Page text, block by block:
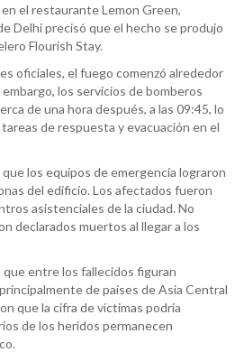
el restaurante Lemon Green,
Delhi precisó que el hecho se produjo
Flourish Stay.
oficiales, el fuego comenzó alrededor
los servicios de bomberos
de una hora después, a las 09:45, lo
de respuesta y evacuación en el
los equipos de emergencia lograron
del edificio. Los afectados fueron
asistenciales de la ciudad. No
declarados muertos al llegar a los
entre los fallecidos figuran
de países de Asia Central
que la cifra de víctimas podría
de los heridos permanecen